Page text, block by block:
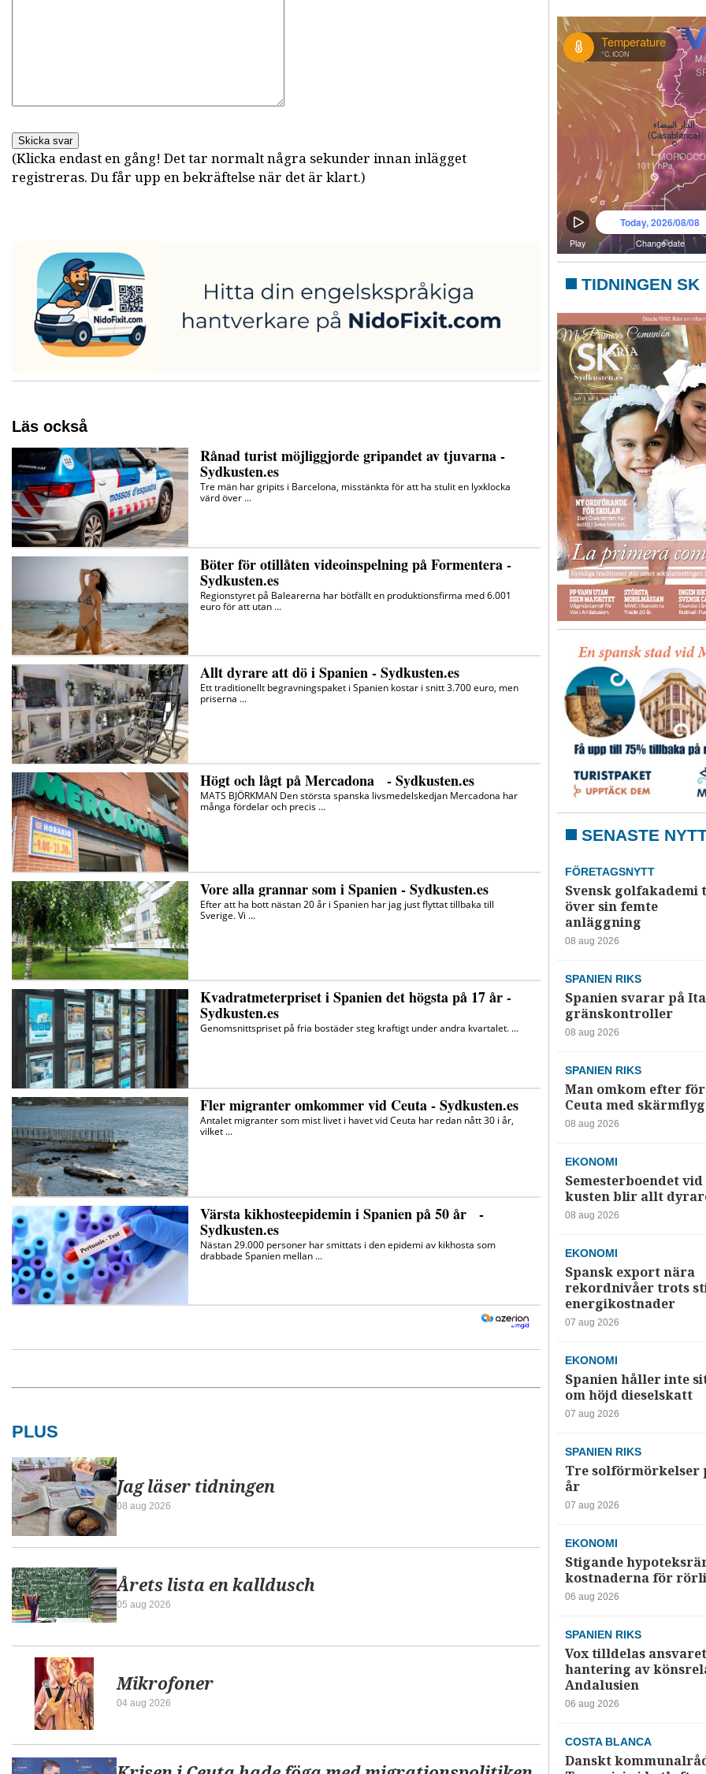
Skicka svar
(Klicka endast en gång! Det tar normalt några sekunder innan inlägget
registreras. Du får upp en bekräftelse när det är klart.)
PLUS
Jag läser tidningen
08 aug 2026
Årets lista en kalldusch
05 aug 2026
Mikrofoner
04 aug 2026
TIDNINGEN SK
SENASTE
FÖRETAGSNYTT
Svensk golfakademi
över sin femte
anläggning
08 aug 2026
SPANIEN RIKS
Spanien svarar på
gränskontroller
08 aug 2026
SPANIEN RIKS
Man omkom efter
Ceuta med
08 aug 2026
EKONOMI
Semesterboendet
kusten blir allt
08 aug 2026
EKONOMI
Spansk export nära
rekordnivåer trots
energikostnader
07 aug 2026
EKONOMI
Spanien håller inte
om höjd dieselskatt
07 aug 2026
SPANIEN RIKS
Tre solförmörkelser
år
07 aug 2026
EKONOMI
Stigande
kostnaderna för
06 aug 2026
SPANIEN RIKS
Vox tilldelas
hantering av
Andalusien
06 aug 2026
COSTA BLANCA
Danskt